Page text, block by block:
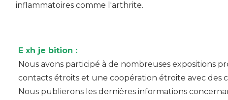
inflammatoires comme l'arthrite.
Exh je bition :
Nous avons participé à de nombreuses expositions
contacts étroits et une coopération étroite avec des
Nous publierons les dernières informations